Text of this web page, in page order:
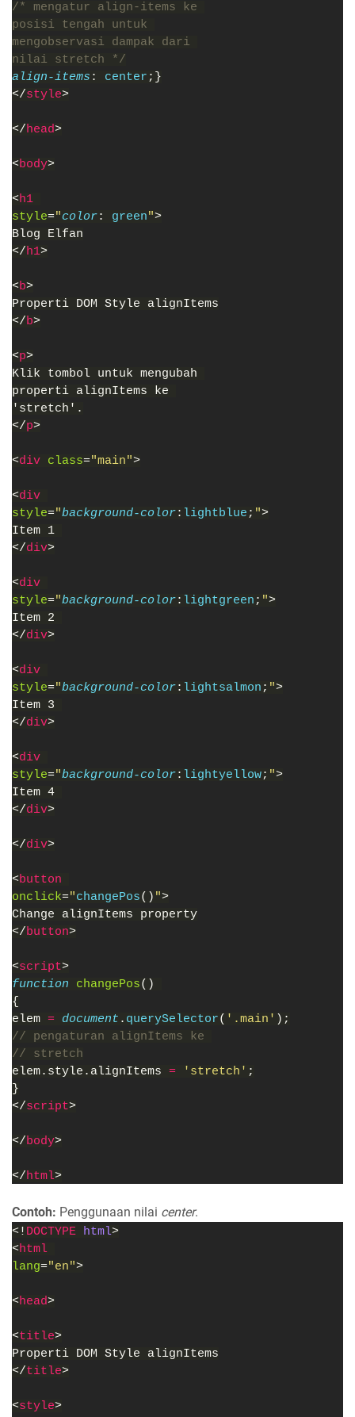
/* mengatur align-items ke
posisi tengah untuk
mengobservasi dampak dari
nilai stretch */
align-items : center ;}
</style>
</head>
<body>
<h1
style="color: green">
Blog Elfan
</h1>
<b>
Properti DOM Style alignItems
</b>
<p>
Klik tombol untuk mengubah
properti alignItems ke
'stretch'.
</p>
<div class="main">
<div
style="background-color: lightblue ; ">
Item 1
</div>
<div
style="background-color: lightgreen ; ">
Item 2
</div>
<div
style="background-color: lightsalmon ; ">
Item 3
</div>
<div
style="background-color: lightyellow; ">
Item 4
</div>
</div>
<button
onclick="changePos() ">
Change alignItems property
</button>
<script>
function changePos()
{
elem = document . querySelector( '.main' );
// pengaturan alignItems ke
// stretch
elem.style.alignItems = 'stretch' ;
}
</script>
</body>
</html>
Contoh: Penggunaan nilai center.
<! DOCTYPE html>
<html
lang="en">
<head>
<title>
Properti DOM Style alignItems
</title>
<style>